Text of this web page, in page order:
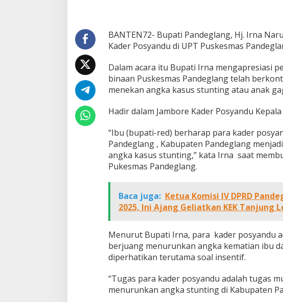
BANTEN72- Bupati Pandeglang, Hj. Irna
Kader Posyandu di UPT Puskesmas
Dalam acara itu Bupati Irna mengapresiasi
binaan Puskesmas Pandeglang telah
menekan angka kasus stunting atau anak
Hadir dalam Jambore Kader Posyandu
“Ibu (bupati-red) berharap para kader
Pandeglang , Kabupaten Pandeglang
angka kasus stunting,” kata Irna saat
Pukesmas Pandeglang.
Baca juga: Ketua Komisi IV DPRD
2025, Ini Ajang Geliatkan KEK Tanjung
Menurut Bupati Irna, para kader posyandu
berjuang menurunkan angka kematian ibu
diperhatikan terutama soal insentif.
“Tugas para kader posyandu adalah tugas
menurunkan angka stunting di Kabupaten